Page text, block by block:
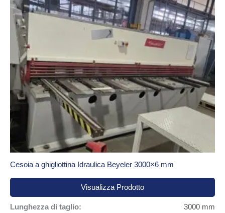
Cesoia a ghigliottina Idraulica Beyeler 3000×6 mm
Visualizza Prodotto
Lunghezza di taglio:
3000 mm